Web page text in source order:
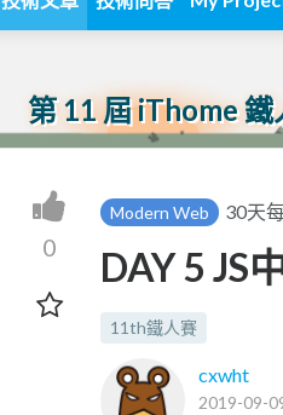
第 11 屆 iThome 鐵
0
Modern Web 30天
DAY 5 JS
11th鐵人賽
cxwht
2019-09-